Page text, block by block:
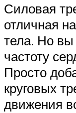
Силовая
отличная
тела. Но
частоту
Просто
круговых
движения